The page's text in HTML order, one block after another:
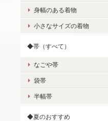
身幅のある着物
小さなサイズの着物
◆帯（すべて）
なごや帯
袋帯
半幅帯
◆夏のおすすめ